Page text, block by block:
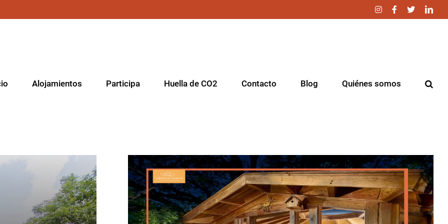
InstagramFacebook
Twitter
Alojamientos Participa Huella de CO2 Contacto Blog Quiénes somos